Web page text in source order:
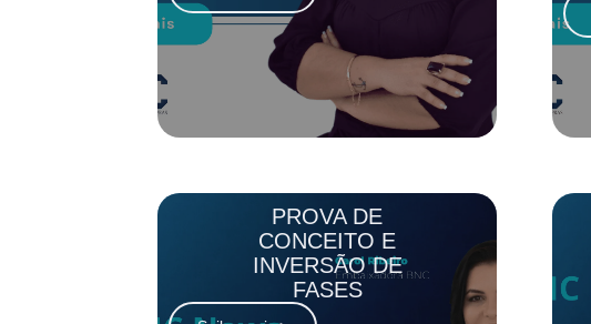
PROVA DE
CONCEITO E
INVERSÃO DE
FASES